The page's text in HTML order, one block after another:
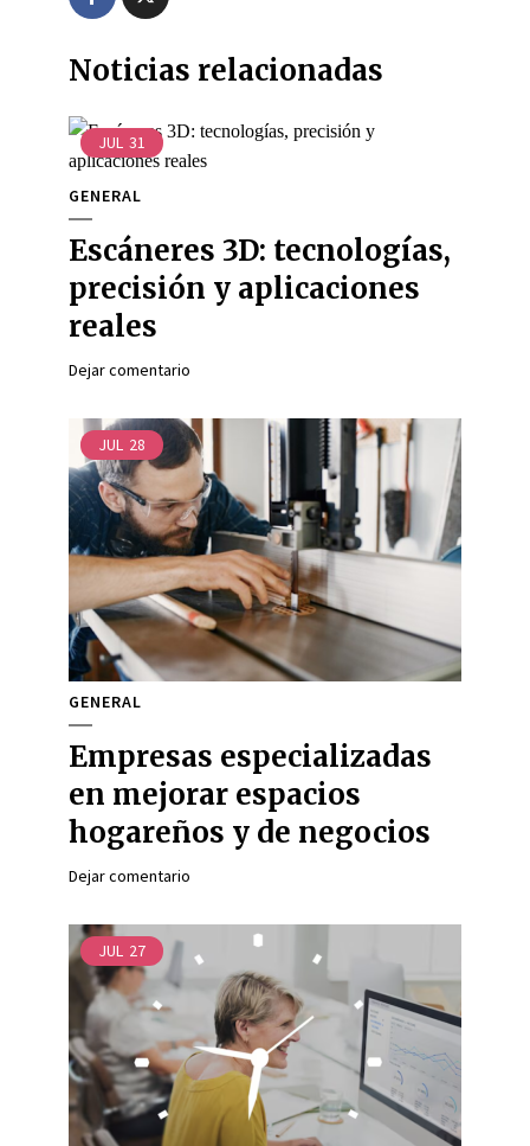
Noticias relacionadas
JUL 31
GENERAL
Escáneres 3D: tecnologías,
precisión y aplicaciones
reales
Dejar comentario
JUL 28
GENERAL
Empresas especializadas
en mejorar espacios
hogareños y de negocios
Dejar comentario
JUL 27